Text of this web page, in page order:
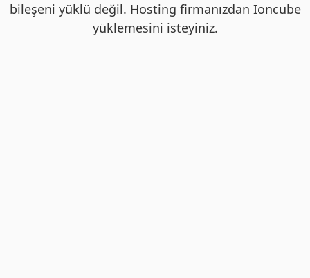
bileşeni yüklü değil. Hosting firmanızdan Ioncube
yüklemesini isteyiniz.